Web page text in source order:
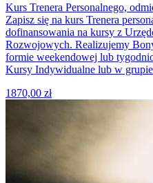
Kurs Trenera Personalnego,
Zapisz się na kurs Trenera
dofinansowania na kursy z
Rozwojowych. Realizujemy
formie weekendowej lub
Kursy Indywidualne lub w
1870,00 zł